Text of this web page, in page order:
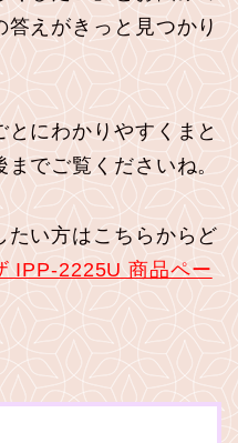
えがきっと見つかり
にわかりやすくまと
でご覧くださいね。
たい方はこちらからど
IPP-2225U 商品ペー